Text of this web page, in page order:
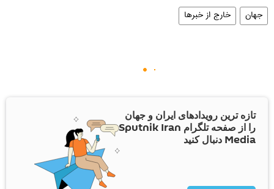
جهان خارج از خبرها
تازه ترین رویدادهای ایران و جهان
را از صفحه تلگرام Sputnik Iran
Media دنبال کنید